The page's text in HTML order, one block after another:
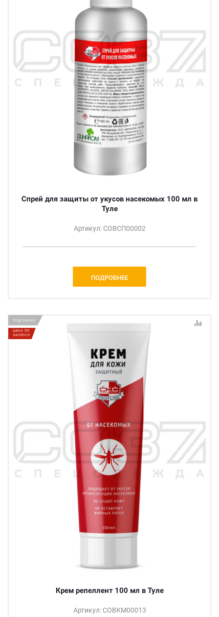
Спрей для защиты от укусов насекомых 100 мл в
Туле
Артикул: СОВСП00002
ПОДРОБНЕЕ
ПОД ЗАКАЗ
ЦЕНА ПО
ЗАПРОСУ
Крем репеллент 100 мл в Туле
Артикул: СОВКМ00013